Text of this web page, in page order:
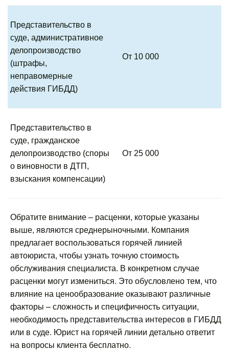
Представительство в
суде, административное
делопроизводство
(штрафы,
неправомерные
действия ГИБДД)
От 10 000
Представительство в
суде, гражданское
делопроизводство (споры
о виновности в ДТП,
взыскания компенсации)
От 25 000
Обратите внимание – расценки, которые указаны
выше, являются среднерыночными. Компания
предлагает воспользоваться горячей линией
автоюриста, чтобы узнать точную стоимость
обслуживания специалиста. В конкретном случае
расценки могут измениться. Это обусловлено тем, что
влияние на ценообразование оказывают различные
факторы – сложность и специфичность ситуации,
необходимость представительства интересов в ГИБДД
или в суде. Юрист на горячей линии детально ответит
на вопросы клиента бесплатно.